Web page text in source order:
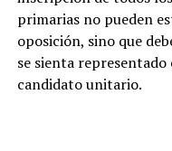
primarias no pueden
oposición, sino que
se sienta
candidato unitario.